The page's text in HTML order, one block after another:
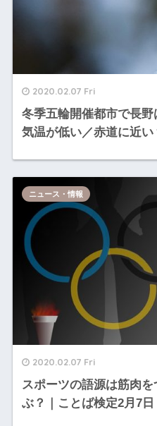
2020.02.07 Fri
冬季五輪開催都市で長
気温が低い／赤道に近い
2020.02.07 Fri
スポーツの語源は筋肉
ぶ？｜ことば検定2月7日
ニュース・情報